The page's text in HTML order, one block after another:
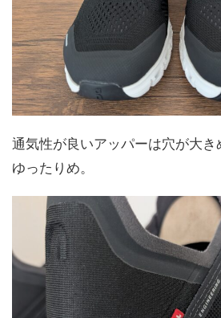
通気性が良いアッパーは穴が大き
ゆったりめ。